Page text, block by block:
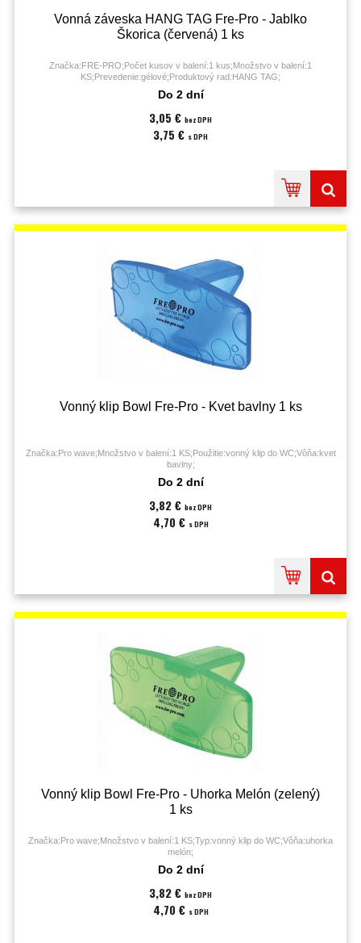
Vonná záveska HANG TAG Fre-Pro - Jablko
Škorica (červená) 1 ks
Značka:FRE-PRO;Počet kusov v balení:1 kus;Množstvo v balení:1
KS;Prevedenie:gélové;Produktový rad:HANG TAG;
Do 2 dní
3,05 € bez DPH
3,75 € s DPH
Vonný klip Bowl Fre-Pro - Kvet bavlny 1 ks
Značka:Pro wave;Množstvo v balení:1 KS;Použitie:vonný klip do WC;Vôňa:kvet
bavlny;
Do 2 dní
3,82 € bez DPH
4,70 € s DPH
Vonný klip Bowl Fre-Pro - Uhorka Melón (zelený)
1 ks
Značka:Pro wave;Množstvo v balení:1 KS;Typ:vonný klip do WC;Vôňa:uhorka
melón;
Do 2 dní
3,82 € bez DPH
4,70 € s DPH